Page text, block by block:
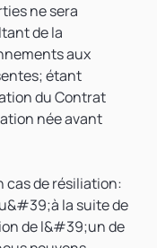
ne sera
de la
aux
étant
du Contrat
née avant
cas de résiliation:
la suite de
de l&#39;un de